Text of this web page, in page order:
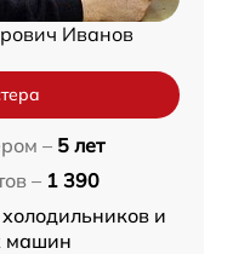
Иванов
– 5 лет
– 1 390
и
машин